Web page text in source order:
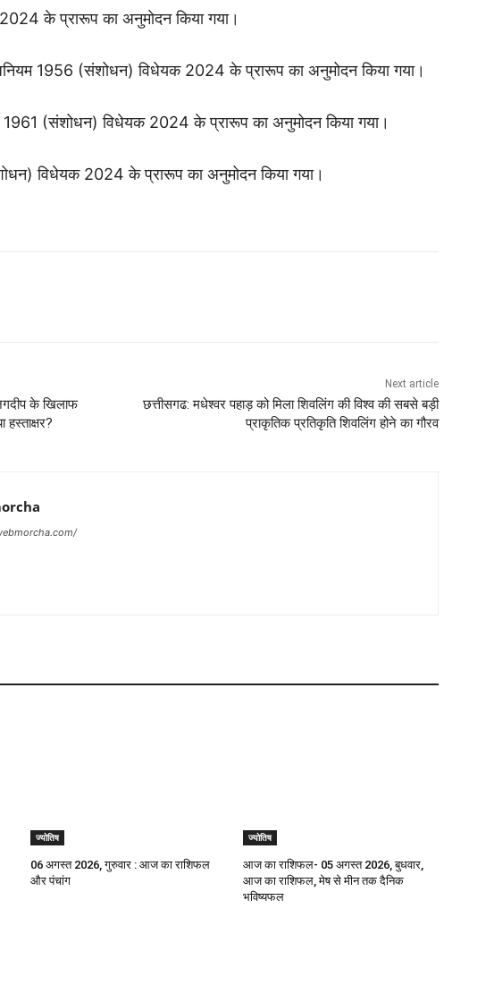
के प्रारूप का अनुमोदन किया गया।
1956 (संशोधन) विधेयक 2024 के प्रारूप का अनुमोदन किया गया।
1961 (संशोधन) विधेयक 2024 के प्रारूप का अनुमोदन किया गया।
विधेयक 2024 के प्रारूप का अनुमोदन किया गया।
के खिलाफ
हस्ताक्षर?
Next article
छत्तीसगढ: मधेश्वर पहाड़ को मिला शिवलिंग की विश्व की सबसे बड़ी
प्राकृतिक प्रतिकृति शिवलिंग होने का गौरव
ज्योतिष
06 अगस्त 2026, गुरुवार : आज का राशिफल
और पंचांग
ज्योतिष
आज का राशिफल- 05 अगस्त 2026, बुधवार,
आज का राशिफल, मेष से मीन तक दैनिक
भविष्यफल